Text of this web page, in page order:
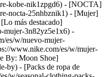
kobe-nik1zpgd6) - [NOCTA]
nocta-25nhbznik1) - [Mujer]
más destacado]
mujer-3n82yz5e1x6) -
es/w/nuevo-mujer-
www.nike.com/es/w/mujer-
By: Moon Shoe]
by) - [Packs de ropa de